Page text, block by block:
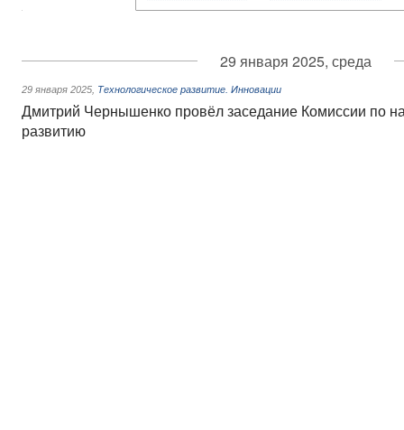
29 января 2025, среда
29 января 2025 Технологическое развитие. Инновации
Дмитрий Чернышенко провёл заседание Комиссии по
развитию